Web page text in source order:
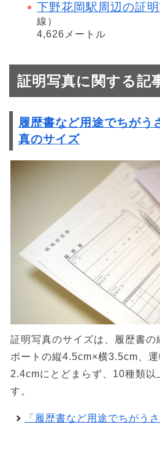
下野花岡駅周辺の証
線）
4,626メートル
証明写真に関する記
履歴書など用途でちがう
真のサイズ
証明写真のサイズは、履歴書の
ポートの縦4.5cm×横3.5cm、
2.4cmにとどまらず、10種類以
す。
「履歴書など用途でちがう